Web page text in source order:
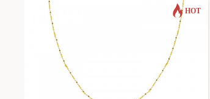
HOT